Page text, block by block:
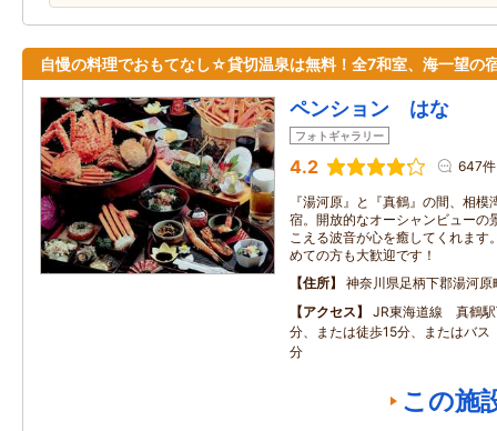
自慢の料理でおもてなし☆貸切温泉は無料！全7和室、海一望の
ペンション はな
フォトギャラリー
4.2 647件
『湯河原』と『真鶴』の間、相
宿。開放的なオーシャンビューの
こえる波音が心を癒してくれます
めての方も大歓迎です！
住所
神奈川県足柄下郡湯河
アクセス
JR東海道線 真鶴
分、または徒歩15分、またはバス
分
この施